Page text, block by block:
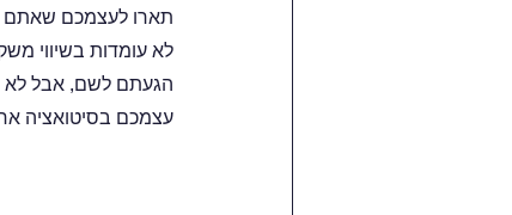
תארו לעצמכם שאתם
לא עומדות בשיווי
הגעתם לשם, אבל לא
עצמכם בסיטואציה